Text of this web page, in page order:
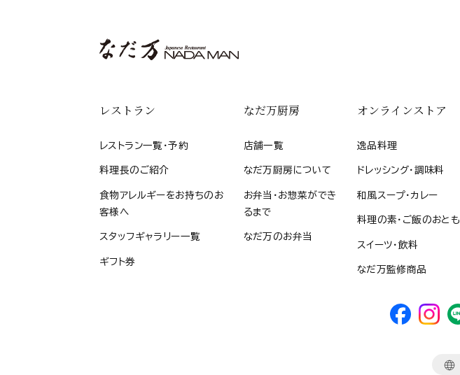
レストラン
レストラン一覧・予約
料理長のご紹介
食物アレルギーをお持ちのお
客様へ
スタッフギャラリー一覧
ギフト券
なだ万厨房
店舗一覧
なだ万厨房について
お弁当・お惣菜ができ
るまで
なだ万のお弁当
オンラインストア
逸品料理
ドレッシング・調味料
和風スープ・カレー
料理の素・ご飯のおとも
スイーツ・飲料
なだ万監修商品
言